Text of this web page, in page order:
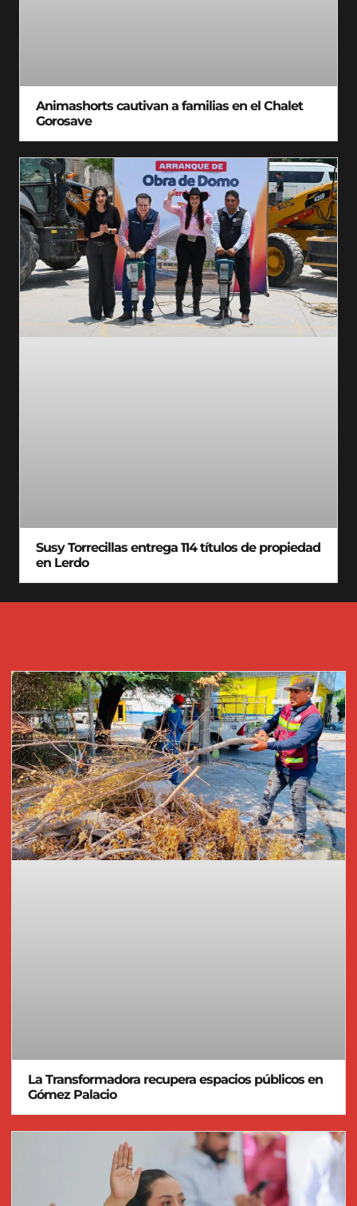
Animashorts cautivan a familias en el Chalet
Gorosave
Susy Torrecillas entrega 114 títulos de propiedad
en Lerdo
La Transformadora recupera espacios públicos en
Gómez Palacio